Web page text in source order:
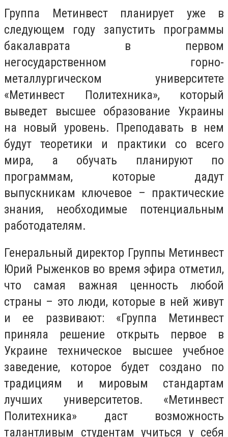
Группа Метинвест планирует уже в
следующем году запустить программы
бакалаврата в первом
негосударственном горно-
металлургическом университете
«Метинвест Политехника», который
выведет высшее образование Украины
на новый уровень. Преподавать в нем
будут теоретики и практики со всего
мира, а обучать планируют по
программам, которые дадут
выпускникам ключевое – практические
знания, необходимые потенциальным
работодателям.
Генеральный директор Группы Метинвест
Юрий Рыженков во время эфира отметил,
что самая важная ценность любой
страны – это люди, которые в ней живут
и ее развивают: «Группа Метинвест
приняла решение открыть первое в
Украине техническое высшее учебное
заведение, которое будет создано по
традициям и мировым стандартам
лучших университетов. «Метинвест
Политехника» даст возможность
талантливым студентам учиться у себя